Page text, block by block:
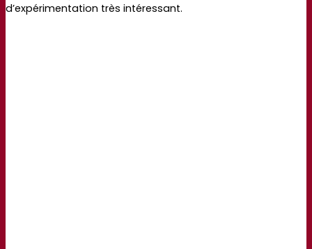
d’expérimentation très intéressant.